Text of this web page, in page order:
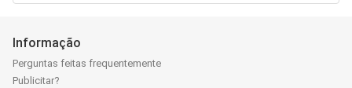
Informação
Perguntas feitas frequentemente
Publicitar?